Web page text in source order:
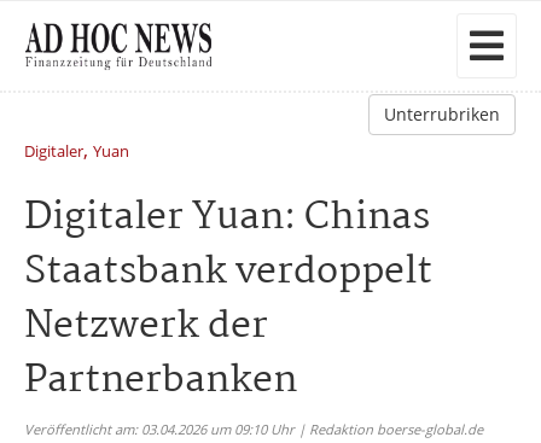
Unterrubriken
Digitaler, Yuan
Digitaler Yuan: Chinas
Staatsbank verdoppelt
Netzwerk der
Partnerbanken
Veröffentlicht am: 03.04.2026 um 09:10 Uhr | Redaktion boerse-global.de